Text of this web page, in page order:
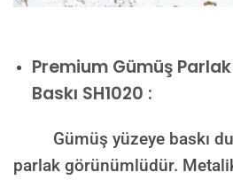
Premium Gümüş
Baskı SH1020 :
Gümüş yüzeye baskı
parlak görünümlüdür.